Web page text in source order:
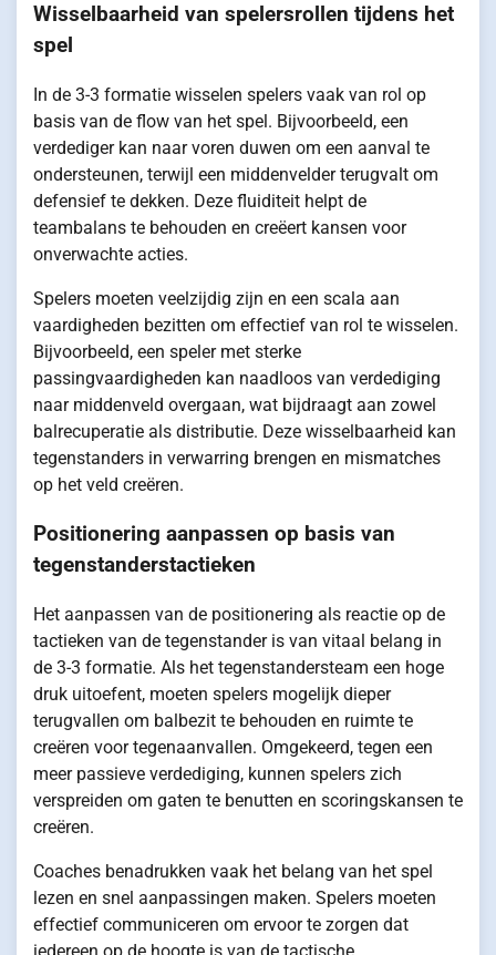
Wisselbaarheid van spelersrollen tijdens het
spel
In de 3-3 formatie wisselen spelers vaak van rol op
basis van de flow van het spel. Bijvoorbeeld, een
verdediger kan naar voren duwen om een aanval te
ondersteunen, terwijl een middenvelder terugvalt om
defensief te dekken. Deze fluiditeit helpt de
teambalans te behouden en creëert kansen voor
onverwachte acties.
Spelers moeten veelzijdig zijn en een scala aan
vaardigheden bezitten om effectief van rol te wisselen.
Bijvoorbeeld, een speler met sterke
passingvaardigheden kan naadloos van verdediging
naar middenveld overgaan, wat bijdraagt aan zowel
balrecuperatie als distributie. Deze wisselbaarheid kan
tegenstanders in verwarring brengen en mismatches
op het veld creëren.
Positionering aanpassen op basis van
tegenstanderstactieken
Het aanpassen van de positionering als reactie op de
tactieken van de tegenstander is van vitaal belang in
de 3-3 formatie. Als het tegenstandersteam een hoge
druk uitoefent, moeten spelers mogelijk dieper
terugvallen om balbezit te behouden en ruimte te
creëren voor tegenaanvallen. Omgekeerd, tegen een
meer passieve verdediging, kunnen spelers zich
verspreiden om gaten te benutten en scoringskansen te
creëren.
Coaches benadrukken vaak het belang van het spel
lezen en snel aanpassingen maken. Spelers moeten
effectief communiceren om ervoor te zorgen dat